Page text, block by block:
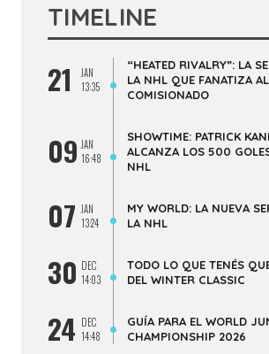
TIMELINE
21
JAN
13:35
“HEATED RIVALRY”: LA
LA NHL QUE FANATIZA AL
COMISIONADO
09 JAN
16:48
SHOWTIME: PATRICK
ALCANZA LOS 500
NHL
07 JAN
13:24
MY WORLD: LA NUEVA
LA NHL
30 DEC
14:03
TODO LO QUE TENÉS
DEL WINTER CLASSIC
24 DEC
14:48
GUÍA PARA EL WORLD
CHAMPIONSHIP 2026